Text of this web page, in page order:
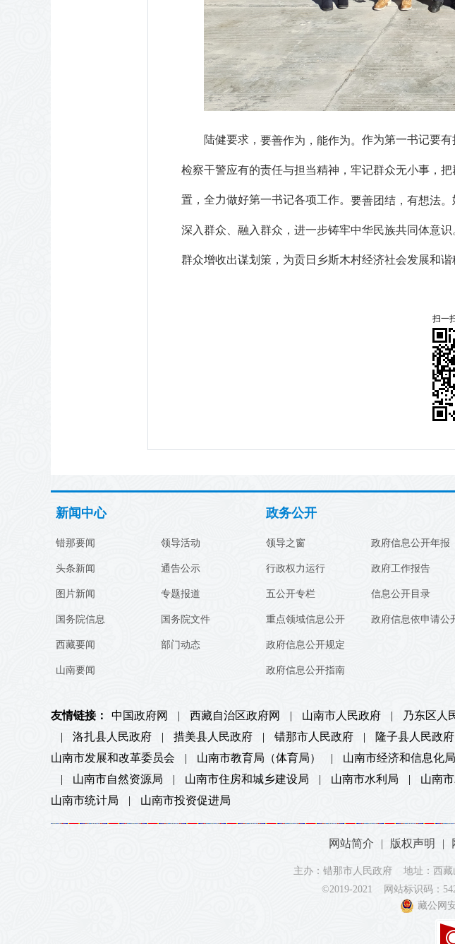
陆健要求， 要善作为，能作为。 作为第一书记要
检察干警应有的责任与担当精神，牢记群众无小事，
置，全力做好第一书记各项工作。 要善团结，有想法。
深入群众、融入群众，进一步铸牢中华民族共同体意
群众增收出谋划策，为贡日乡斯木村经济社会发展和谐
扫一
新闻中心
错那要闻
头条新闻
图片新闻
国务院信息
西藏要闻
山南要闻
领导活动
通告公示
专题报道
国务院文件
部门动态
政务公开
领导之窗
行政权力运行
五公开专栏
重点领域信息公开
政府信息公开规定
政府信息公开指南
政府信息公开年报
政府工作报告
信息公开目录
政府信息依申请公
友情链接： 中国政府网 | 西藏自治区政府网 | 山南市人民政府 | 乃东区人
|
洛扎县人民政府 | 措美县人民政府 | 错那市人民政府 | 隆子县人民政府
山南市发展和改革委员会
| 山南市教育局（体育局） | 山南市经济和信息化局
|
山南市自然资源局 | 山南市住房和城乡建设局 | 山南市水利局 | 山南
山南市统计局
| 山南市投资促进局
网站简介 | 版权声明 |
主办：错那市人民政府 地址：西藏
©2019-2021 网站标识码：
藏公网